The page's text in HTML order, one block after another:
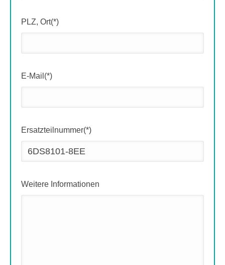
PLZ, Ort(*)
E-Mail(*)
Ersatzteilnummer(*)
Weitere Informationen